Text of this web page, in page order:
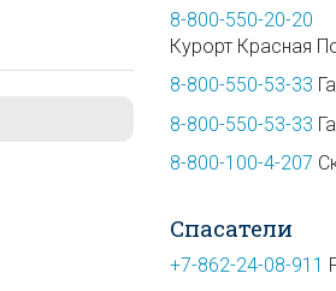
8-800-550-20-20
Курорт Красная
8-800-550-53-33
8-800-550-53-33
8-800-100-4-207
Спасатели
+7-862-24-08-911